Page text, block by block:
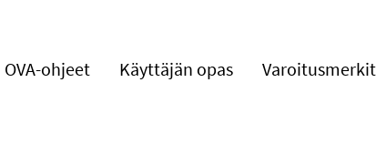
OVA-ohjeet Käyttäjän opas